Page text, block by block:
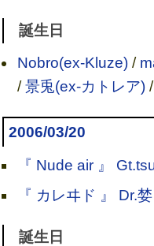
誕生日
Nobro(ex-Kluze)/
/景兎(ex-カトレア)/
2006/03/20
『 Nude air 』
『 カレヰド 』 Dr.
誕生日